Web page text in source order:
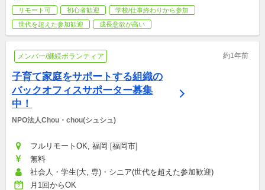
リモート可 初心者歓迎
学校/仕事終わりから参加
世代を超えた参加歓迎
成長意欲が高い
メンバー/継続ボランティア 約1年前
子育て家庭をサポートする組織の
バックオフィスサポーター募集
中！
NPO法人Chou・chou(シュシュ)
フルリモートOK, 福岡 [福岡市]
無料
社会人・学生(大, 専)・シニア(世代を超えた参加歓迎)
月1回からOK